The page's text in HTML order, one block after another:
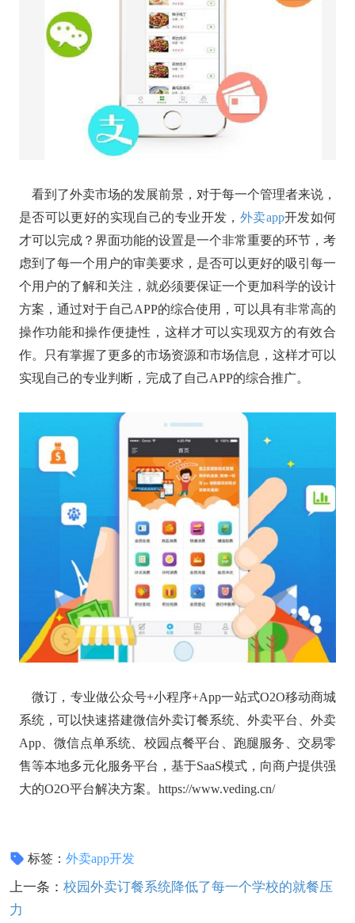
看到了外卖市场的发展前景，对于每一个管理者来说，
是否可以更好的实现自己的专业开发， 外卖app开发如何
才可以完成？界面功能的设置是一个非常重要的环节，考
虑到了每一个用户的审美要求，是否可以更好的吸引每一
个用户的了解和关注，就必须要保证一个更加科学的设计
方案，通过对于自己APP的综合使用，可以具有非常高的
操作功能和操作便捷性，这样才可以实现双方的有效合
作。只有掌握了更多的市场资源和市场信息，这样才可以
实现自己的专业判断，完成了自己APP的综合推广。
微订，专业做公众号+小程序+App一站式O2O移动商城
系统，可以快速搭建微信外卖订餐系统、外卖平台、外卖
App、微信点单系统、校园点餐平台、跑腿服务、交易零
售等本地多元化服务平台，基于SaaS模式，向商户提供强
大的O2O平台解决方案。https://www.veding.cn/
标签：外卖app开发
上一条： 校园外卖订餐系统降低了每一个学校的就餐压
力